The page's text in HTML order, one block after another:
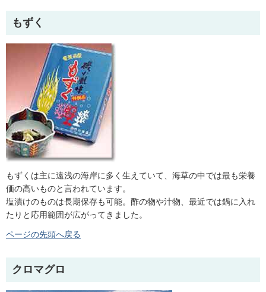
もずく
もずくは主に遠浅の海岸に多く生えていて、海草の中では最も栄養
価の高いものと言われています。
塩漬けのものは長期保存も可能。酢の物や汁物、最近では鍋に入れ
たりと応用範囲が広がってきました。
ページの先頭へ戻る
クロマグロ